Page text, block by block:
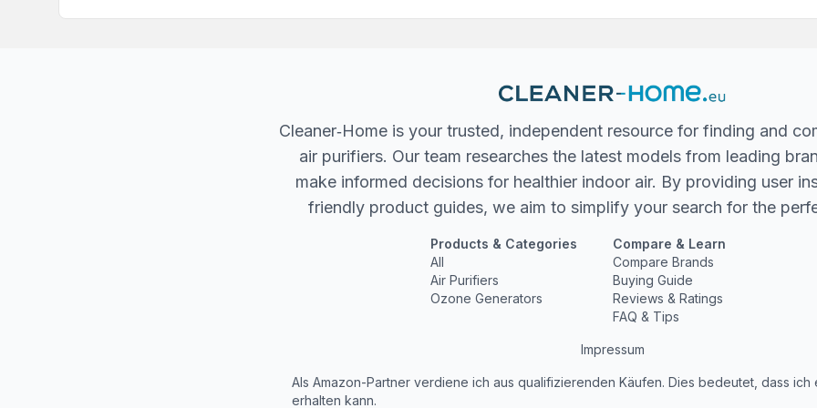
Cleaner‐Home is your trusted, independent resource for finding and
air purifiers. Our team researches the latest models from leading
make informed decisions for healthier indoor air. By providing user
friendly product guides, we aim to simplify your search for the
Products & Categories
All
Air Purifiers
Ozone Generators
Compare & Learn
Compare Brands
Buying Guide
Reviews & Ratings
FAQ & Tips
Impressum
Als Amazon-Partner verdiene ich aus qualifizierenden Käufen. Dies bedeutet, dass ich
erhalten kann.